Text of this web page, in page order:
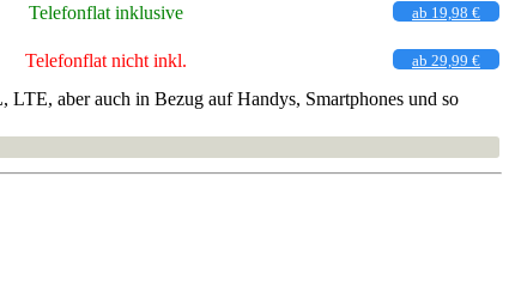
Telefonflat inklusive ab 19,98 €
Telefonflat nicht inkl. ab 29,99 €
aber auch in Bezug auf Handys, Smartphones und so